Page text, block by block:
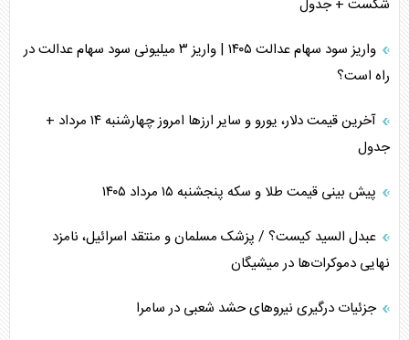
شکست + جدول
واریز سود سهام عدالت ۱۴۰۵ | واریز ۳ میلیونی سود سهام عدالت در
راه است؟
آخرین قیمت دلار، یورو و سایر ارز‌ها امروز چهارشنبه ۱۴ مرداد +
جدول
پیش بینی قیمت طلا و سکه پنجشنبه ۱۵ مرداد ۱۴۰۵
عبدل السید کیست؟ / پزشک مسلمان و منتقد اسرائیل، نامزد
نهایی دموکرات‌ها در میشیگان
جزئیات درگیری نیرو‌های حشد شعبی در سامرا